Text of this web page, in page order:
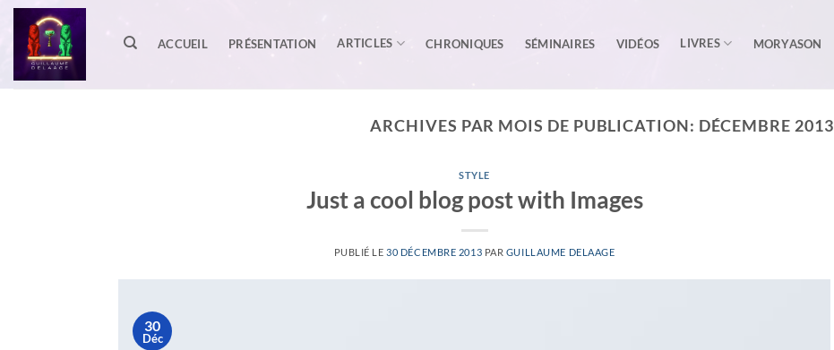
Passer
contenu
ACCUEIL PRÉSENTATION ARTICLES CHRONIQUES SÉMINAIRES VIDÉOS LIVRES MORYASON
ARCHIVES PAR MOIS DE PUBLICATION: DÉCEMBRE 2013
STYLE
Just a cool blog post with Images
PUBLIÉ LE30 DÉCEMBRE 2013 PAR GUILLAUME DELAAGE
30
Déc